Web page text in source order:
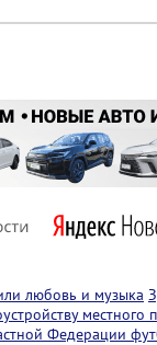
любовь и музыка
местного
Федерации